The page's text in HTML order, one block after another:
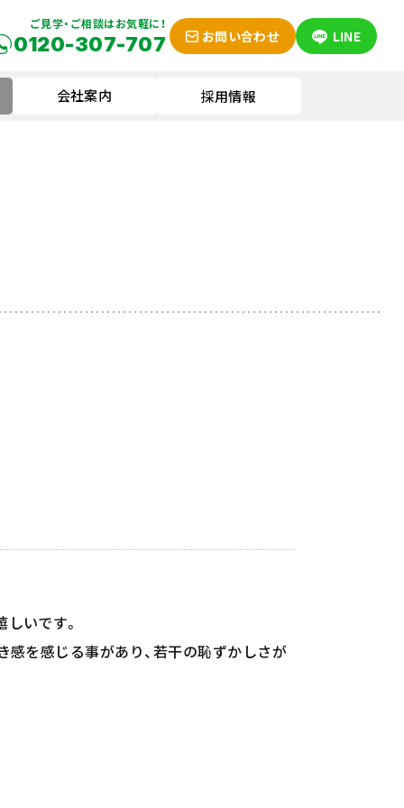
ご見学・ご相談はお気軽に！
0120-307-707 お問い合わせ LINE
会社案内 採用情報
いです。
感を感じる事があり、若干の恥ずかしさが